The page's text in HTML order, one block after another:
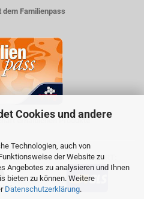
Cookies und andere
Technologien, auch von
der Website zu
Angebotes zu analysieren und Ihnen
bieten zu können. Weitere
Datenschutzerklärung.
dem Familienpass
erhältlichen Produkte
VERSANDART: